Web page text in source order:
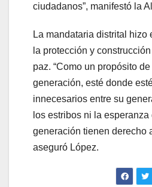
ciudadanos”, manifestó la
La mandataria distrital hizo
la protección y
paz. “Como un propósito
generación, esté donde
innecesarios entre su
los estribos ni la
generación tienen derecho
aseguró López.